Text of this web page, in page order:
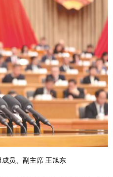
员、副主席 王旭东